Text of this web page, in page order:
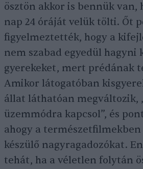
ösztön akkor is bennük van,
nap 24 óráját velük tölti. Őt
figyelmeztették, hogy a
nem szabad egyedül hagyni
gyerekeket, mert prédának
Amikor látogatóban
állat láthatóan megváltozik,
üzemmódra kapcsol”, és
ahogy a
készülő nagyragadozókat.
tehát, ha a véletlen folytán